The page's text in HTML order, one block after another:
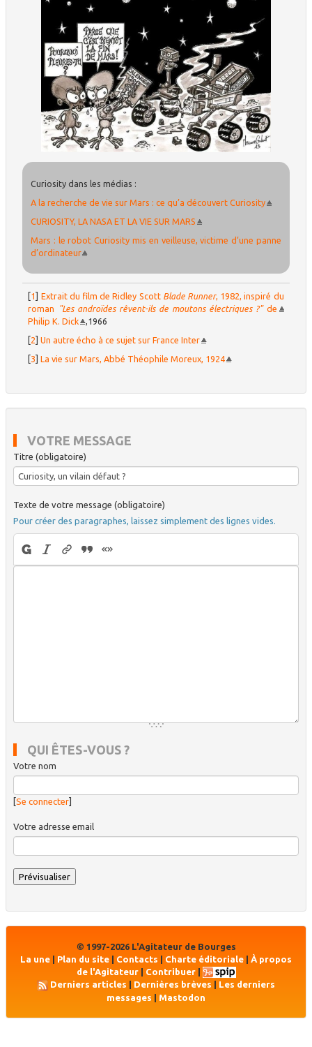
Curiosity dans les médias :
A la recherche de vie sur Mars : ce qu’a découvert Curiosity
CURIOSITY, LA NASA ET LA VIE SUR MARS
Mars : le robot Curiosity mis en veilleuse, victime d’une panne
d’ordinateur
[1] Extrait du film de Ridley Scott Blade Runner, 1982, inspiré du
roman
"Les androïdes rêvent-ils de moutons électriques ?"de
Philip K. Dick
,1966
[2]Un autre écho à ce sujet sur France Inter
[3]La vie sur Mars, Abbé Théophile Moreux, 1924
VOTRE MESSAGE
Titre (obligatoire)
Texte de votre message (obligatoire)
Pour créer des paragraphes, laissez simplement des lignes vides.
QUI ÊTES-VOUS ?
Votre nom
[Se connecter]
Votre adresse email
© 1997-2026 L'Agitateur de Bourges
La une | Plan du site | Contacts | Charte éditoriale | À propos
de l'Agitateur| Contribuer|
Derniers articles
Dernières brèves
Les derniers
messages | Mastodon